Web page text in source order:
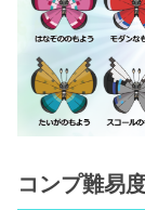
コンプ難易